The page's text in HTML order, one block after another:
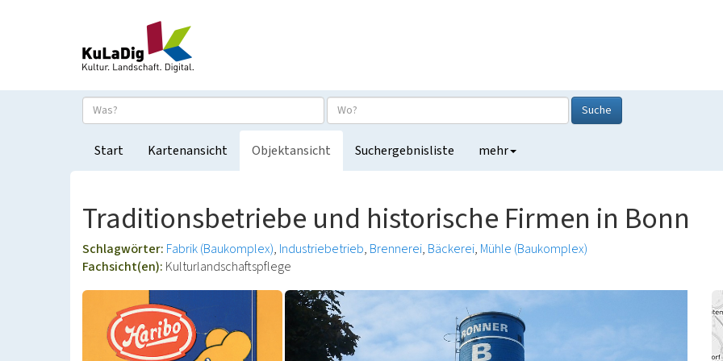
Suche
Start Kartenansicht Objektansicht Suchergebnisliste mehr
Traditionsbetriebe und historische Firmen in Bonn
Schlagwörter: Fabrik (Baukomplex) Industriebetrieb Brennerei Bäckerei Mühle (Baukomplex)
Fachsicht(en): Kulturlandschaftspflege